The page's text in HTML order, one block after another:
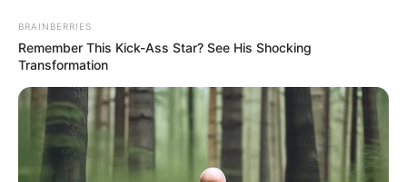
BRAINBERRIES
Remember This Kick-Ass Star? See His Shocking
Transformation